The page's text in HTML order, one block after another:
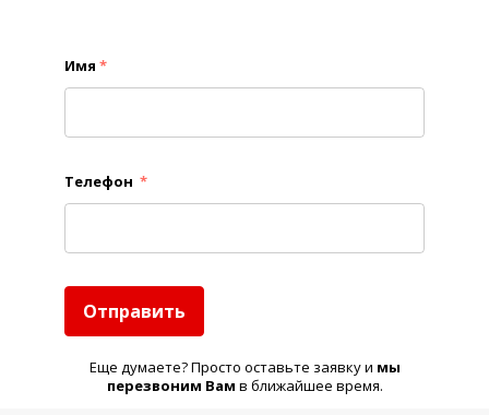
Имя *
Телефон *
Отправить
Еще думаете? Просто оставьте заявку и мы
перезвоним Вам в ближайшее время.